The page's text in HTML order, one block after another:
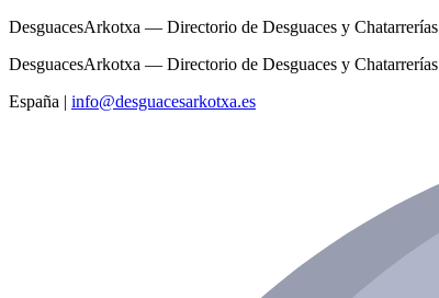
DesguacesArkotxa — Directorio de Desguaces y Chatarrerías
DesguacesArkotxa — Directorio de Desguaces y Chatarrerías
España | info@desguacesarkotxa.es